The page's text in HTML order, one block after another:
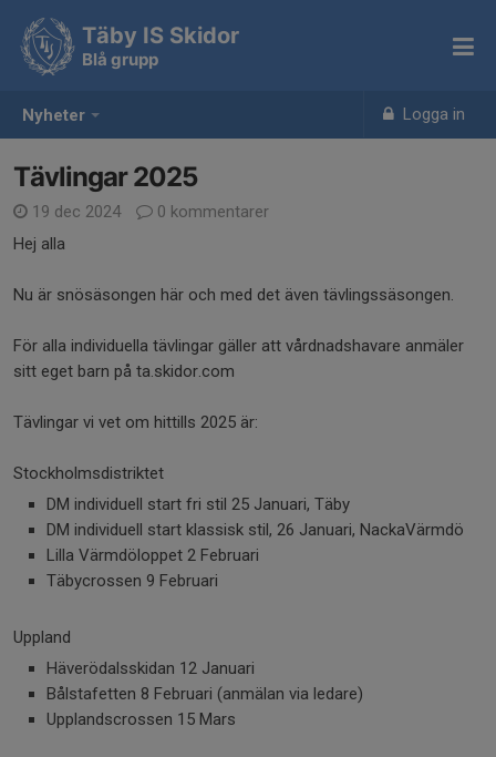
Nyheter Logga in
Täby IS Skidor
Blå grupp
Tävlingar 2025
19 dec 2024
0 kommentarer
Hej alla
Nu är snösäsongen här och med det även tävlingssäsongen.
För alla individuella tävlingar gäller att vårdnadshavare anmäler
sitt eget barn på ta.skidor.com
Tävlingar vi vet om hittills 2025 är:
Stockholmsdistriktet
DM individuell start fri stil 25 Januari, Täby
DM individuell start klassisk stil, 26 Januari, NackaVärmdö
Lilla Värmdöloppet 2 Februari
Täbycrossen 9 Februari
Uppland
Häverödalsskidan 12 Januari
Bålstafetten 8 Februari (anmälan via ledare)
Upplandscrossen 15 Mars